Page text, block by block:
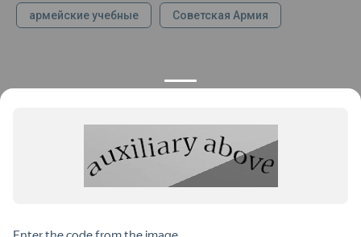
армейские учебные Советская Армия
+7 925 282 34 40
ПРОДУКЦИЯ
Каталог